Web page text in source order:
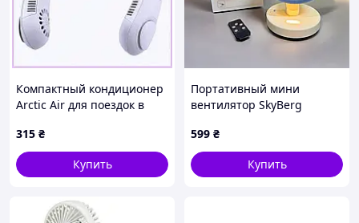
Компактный кондиционер
Arctic Air для поездок в
315 ₴
Купить
Портативный мини
вентилятор SkyBerg
подсветкой
аккумуляторный
переносной FM227
599 ₴
Купить